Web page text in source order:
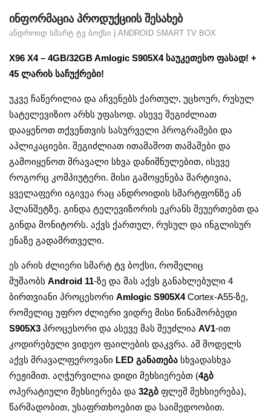
ᲘᲜᲤᲝᲠᲛᲐᲪᲘᲐ ᲞᲠᲝᲓᲣᲥᲪᲘᲘᲡ ᲨᲔᲡᲐᲮᲔᲑ
ᲐᲜᲓᲠᲝᲘᲓ ᲡᲛᲐᲠᲢ ᲢᲕ ᲑᲝᲥᲡᲘ | ANDROID SMART TV BOX
X96 X4 – 4GB/32GB Amlogic S905X4 საუკეთესო ფასად! +
45 ლარის საჩუქრები!
უკვე ჩაწერილია და აჩვენებს ქართულ, უცხოურ, რუსულ
სატელევიზიო არხს უფასოდ. ასევე შეგიძლიათ
დააყენოთ თქვენთვის სასურველი პროგრამები და
აპლიკაციები. შეგიძლიათ ითამაშოთ თამაშები და
გამოიყენოთ მრავალი სხვა დანიშნულებით, ისევე
როგორც კომპიუტერი. მისი გამოყენება მარტივია,
ყველაფერი იგივეა რაც ანდროიდის სმარტფონზე ან
პლანშეტზე. გინდა ტელევიზორის ეკრანს შეუერთებთ და
გინდა მონიტორს. აქვს ქართულ, რუსულ და ინგლისურ
ენაზე გადამრთველი.
ეს არის ძლიერი სმარტ ტვ ბოქსი, რომელიც
მუშაობს Android 11-ზე და მას აქვს განახლებული 4
ბირთვიანი პროცესორი Amlogic S905X4Cortex-A55-ზე,
რომელიც უფრო ძლიერი ვიდრე მისი წინამორბედი
S905X3 პროცესორი და ასევე მას შეუძლია AV1-ით
კოდირებული ვიდეო ფაილების დაკვრა. ამ მოდელს
აქვს მრავალფეროვანი LED განათება სხვადასხვა
რეჟიმით. აღჭურვილია დიდი მეხსიერებთ (4გბ
ოპერატიული მეხსიერება და 32გბ ფლეშ მეხსიერება),
წარმადობით, უსაფრთხოებით და საიმედოობით.